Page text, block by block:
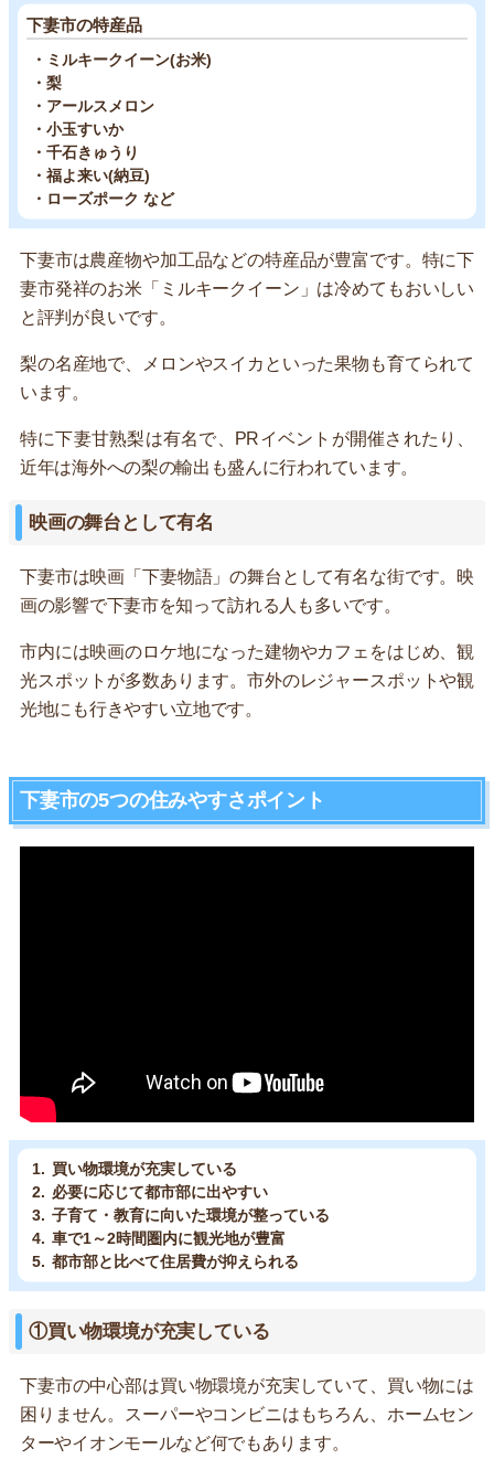
下妻市の特産品
・ミルキークイーン(お米)
・梨
・アールスメロン
・小玉すいか
・千石きゅうり
・福よ来い(納豆)
・ローズポーク など
下妻市は農産物や加工品などの特産品が豊富です。特に下
妻市発祥のお米「ミルキークイーン」は冷めてもおいしい
と評判が良いです。
梨の名産地で、メロンやスイカといった果物も育てられて
います。
特に下妻甘熟梨は有名で、PRイベントが開催されたり、
近年は海外への梨の輸出も盛んに行われています。
映画の舞台として有名
下妻市は映画「下妻物語」の舞台として有名な街です。映
画の影響で下妻市を知って訪れる人も多いです。
市内には映画のロケ地になった建物やカフェをはじめ、観
光スポットが多数あります。市外のレジャースポットや観
光地にも行きやすい立地です。
下妻市の5つの住みやすさポイント
買い物環境が充実している
必要に応じて都市部に出やすい
子育て・教育に向いた環境が整っている
車で1～2時間圏内に観光地が豊富
都市部と比べて住居費が抑えられる
①買い物環境が充実している
下妻市の中心部は買い物環境が充実していて、買い物には
困りません。スーパーやコンビニはもちろん、ホームセン
ターやイオンモールなど何でもあります。